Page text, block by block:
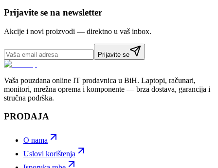
Prijavite se na newsletter
Akcije i novi proizvodi — direktno u vaš inbox.
Prijavite se
Vaša pouzdana online IT prodavnica u BiH. Laptopi, računari,
monitori, mrežna oprema i komponente — brza dostava, garancija i
stručna podrška.
PRODAJA
O nama
Uslovi korištenja